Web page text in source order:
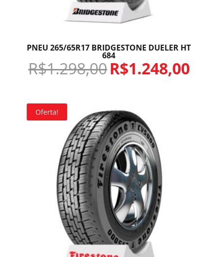
PNEU 265/65R17 BRIDGESTONE DUELER HT
684
R$1.298,00R$1.248,00
Oferta!